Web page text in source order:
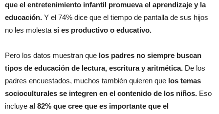
que el entretenimiento infantil promueva el aprendizaje y la
educación. Y el 74% dice que el tiempo de pantalla de sus hijos
no les molesta si es productivo o educativo.
Pero los datos muestran que los padres no siempre buscan
tipos de educación de lectura, escritura y aritmética. De los
padres encuestados, muchos también quieren que los temas
socioculturales se integren en el contenido de los niños. Eso
incluye al 82% que cree que es importante que el